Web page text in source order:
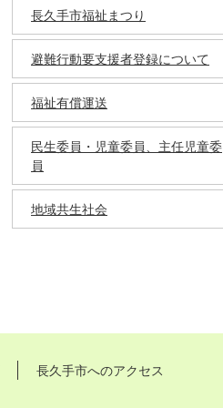
長久手市福祉まつり
避難行動要支援者登録について
福祉有償運送
民生委員・児童委員、主任児童委
員
地域共生社会
長久手市へのアクセス